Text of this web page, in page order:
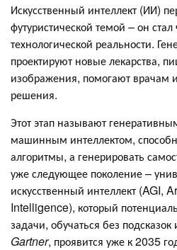
Искусственный интеллект (ИИ)
футуристической темой – он
технологической реальности.
проектируют новые лекарства,
изображения, помогают врачам
решения.
Этот этап называют
машинным интеллектом,
алгоритмы, а генерировать
уже следующее поколение –
искусственный интеллект (AGI,
Intelligence), который
задачи, обучаться без
Gartner, проявится уже к 2035